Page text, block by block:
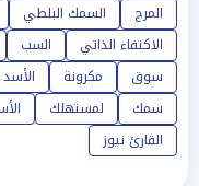
المرج
السمك البلطي
الاكتفاء الذاتي
السب
سوق
مكرونة الأسد
سمك
لمستهلك
القارئ نيوز